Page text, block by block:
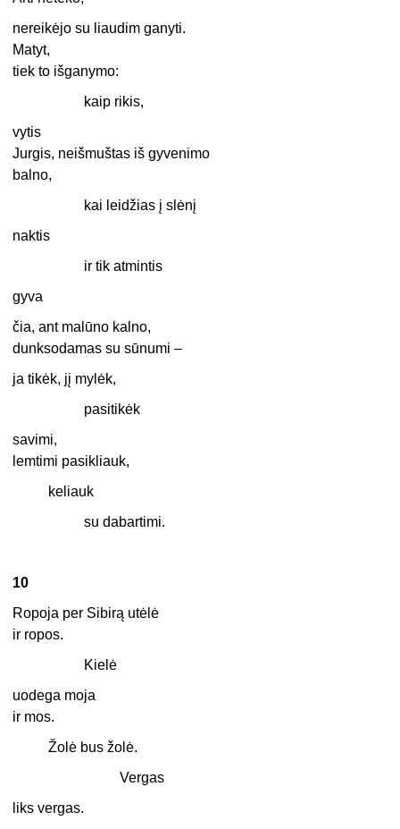
nereikėjo su liaudim ganyti.
Matyt,
tiek to išganymo:
kaip rikis,
vytis
Jurgis, neišmuštas iš gyvenimo
balno,
kai leidžias į slėnį
naktis
ir tik atmintis
gyva
čia, ant malūno kalno,
dunksodamas su sūnumi –
ja tikėk, jį mylėk,
pasitikėk
savimi,
lemtimi pasikliauk,
keliauk
su dabartimi.
10
Ropoja per Sibirą utėlė
ir ropos.
Kielė
uodega moja
ir mos.
Žolė bus žolė.
Vergas
liks vergas.